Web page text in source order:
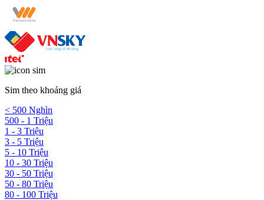
Sim theo khoảng giá
< 500 Nghìn
500 - 1 Triệu
1 - 3 Triệu
3 - 5 Triệu
5 - 10 Triệu
10 - 30 Triệu
30 - 50 Triệu
50 - 80 Triệu
80 - 100 Triệu